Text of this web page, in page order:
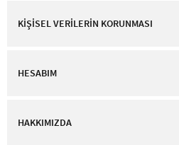
KİŞİSEL VERİLERİN KORUNMASI
HESABIM
HAKKIMIZDA